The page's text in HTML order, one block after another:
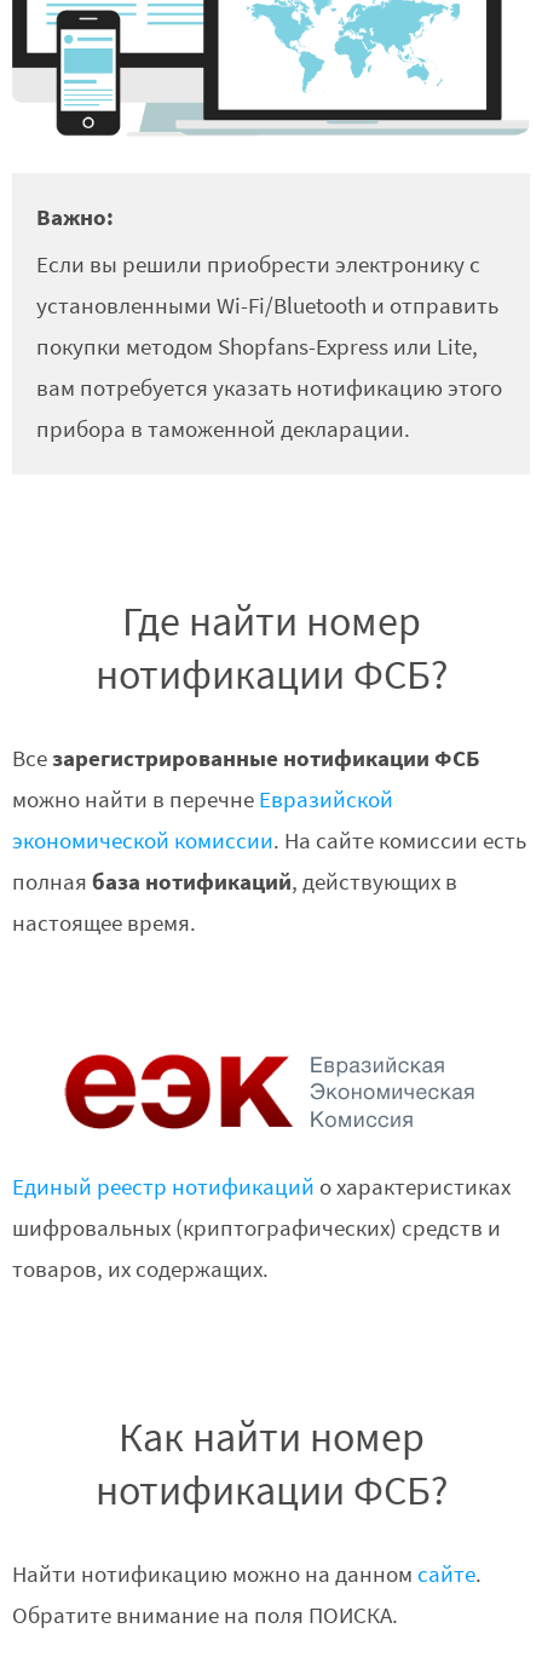
Важно:
Если вы решили приобрести электронику с
установленными Wi-Fi/Bluetooth и отправить
покупки методом Shopfans-Express или Lite,
вам потребуется указать нотификацию этого
прибора в таможенной декларации.
Где найти номер
нотификации ФСБ?
Всезарегистрированные нотификации ФСБ
можно найти в перечне Евразийской
экономической комиссии. На сайте комиссии есть
полная база нотификаций, действующих в
настоящее время.
Единый реестр нотификаций о характеристиках
шифровальных (криптографических) средств и
товаров, их содержащих.
Как найти номер
нотификации ФСБ?
Найти нотификацию можно на данном сайте.
Обратите внимание на поля ПОИСКА.